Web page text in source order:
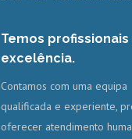
Temos profissionais
excelência.
Contamos com uma equipa
qualificada e experiente,
oferecer atendimento